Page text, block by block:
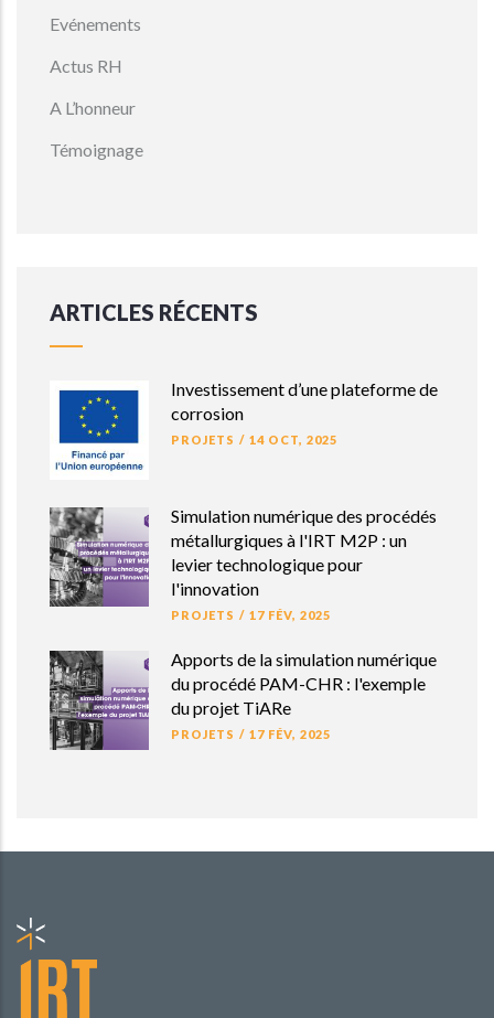
Evénements
Actus RH
A L’honneur
Témoignage
ARTICLES RÉCENTS
Investissement d’une plateforme de
corrosion
PROJETS / 14 OCT, 2025
Simulation numérique des procédés
métallurgiques à l'IRT M2P : un
levier technologique pour
l'innovation
PROJETS / 17 FÉV, 2025
Apports de la simulation numérique
du procédé PAM-CHR : l'exemple
du projet TiARe
PROJETS / 17 FÉV, 2025